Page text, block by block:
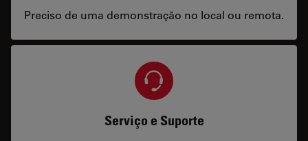
Preciso de uma demonstração no local ou remota.
Serviço e Suporte